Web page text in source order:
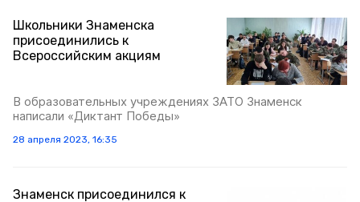
Школьники Знаменска
присоединились к
Всероссийским акциям
В образовательных учреждениях ЗАТО Знаменск
написали «Диктант Победы»
28 апреля 2023, 16:35
Знаменск присоединился к